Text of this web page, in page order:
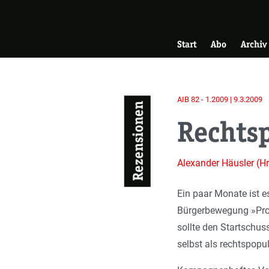
Start Abo Archiv
Rezensionen
AIB 82 - 1.2009 | 9.3.2009
Alexander Häusler
Ein paar Monate ist
Bürgerbewegung
sollte den
selbst als